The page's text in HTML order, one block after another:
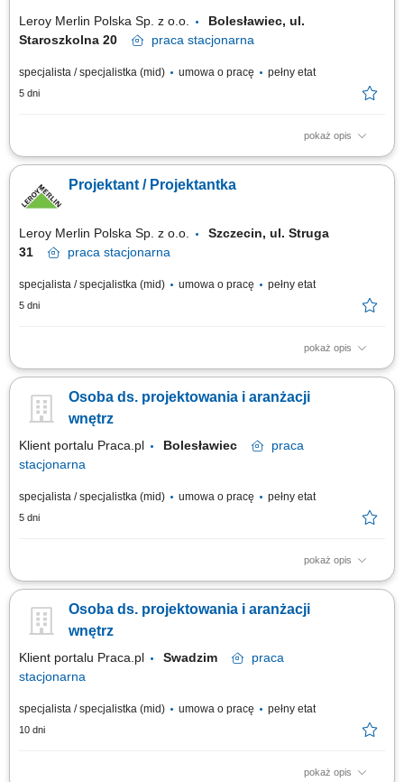
Leroy Merlin Polska Sp. z o.o.
Bolesławiec, ul.
Staroszkolna 20
praca stacjonarna
specjalista / specjalistka (mid) umowa o pracę pełny etat
5 dni
pokaż opis
Jakie zadania na Ciebie czekają? opracowywanie kompleksowych
indywidualnych potrzeb klienta, uwzględniając parametry techniczne,
ergonomię i trendy; prowadzenie spotkań projektowych z klientami,
Projektant / Projektantka
Leroy Merlin Polska Sp. z o.o.
Szczecin, ul. Struga
31
praca stacjonarna
specjalista / specjalistka (mid) umowa o pracę pełny etat
5 dni
pokaż opis
Jakie zadania na Ciebie czekają? opracowywanie kompleksowych
indywidualnych potrzeb klienta, uwzględniając parametry techniczne,
ergonomię i trendy; przygotowywanie kosztorysów oraz zamówień;
Osoba ds. projektowania i aranżacji
wnętrz
Klient portalu Praca.pl Bolesławiec
praca
stacjonarna
specjalista / specjalistka (mid) umowa o pracę pełny etat
5 dni
pokaż opis
przygotowywanie kompleksowych projektów aranżacji wnętrz zgodnie z
wizualizacji projektowych, opracowywanie ofert cenowych i zestawień
produktowych, doradztwo w zakresie funkcjonalnych i estetycznych
Osoba ds. projektowania i aranżacji
wnętrz
Klient portalu Praca.pl Swadzim
praca
stacjonarna
specjalista / specjalistka (mid) umowa o pracę pełny etat
10 dni
pokaż opis